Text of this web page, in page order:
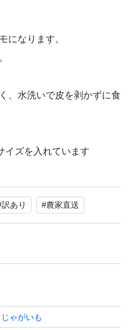
になります。
、水洗いで皮を剥かずに食
イズを入れています
選で傷、病気を確認しなが
ほどなので間違い御座いま
おりますので是非お試しく
訳あり #農家直送
じゃがいも